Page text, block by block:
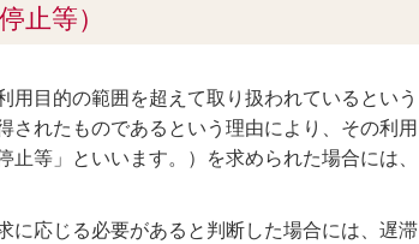
止等）
用目的の範囲を超えて取り扱われているという
されたものであるという理由により、その利用
等」といいます。）を求められた場合には、
に応じる必要があると判断した場合には、遅滞